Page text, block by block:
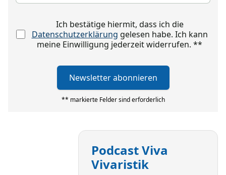
Ich bestätige hiermit, dass ich die
Datenschutzerklärung gelesen habe. Ich kann
meine Einwilligung jederzeit widerrufen. **
Newsletter abonnieren
** markierte Felder sind erforderlich
Podcast Viva
Vivaristik